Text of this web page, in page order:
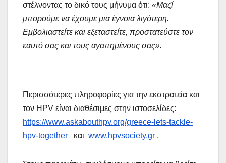
στέλνοντας το δικό τους μήνυμα ότι: «Μαζί
μπορούμε να έχουμε μια έγνοια λιγότερη.
Εμβολιαστείτε και εξεταστείτε, προστατεύστε τον
εαυτό σας και τους αγαπημένους σας».
Περισσότερες πληροφορίες για την εκστρατεία και
τον HPV είναι διαθέσιμες στην ιστοσελίδες:
https://www.askabouthpv.org/greece-lets-tackle-
hpv-together και www.hpvsociety.gr .